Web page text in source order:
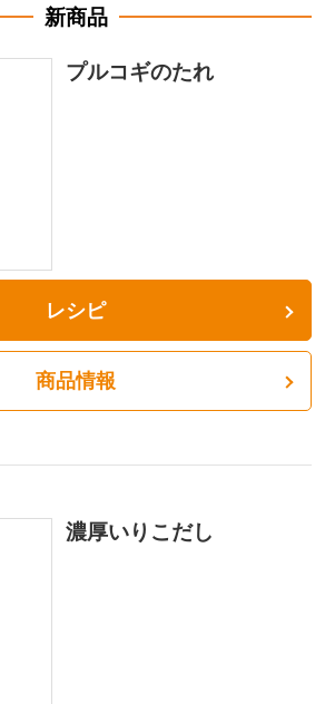
新商品
プルコギのたれ
レシピ
商品情報
濃厚いりこだし